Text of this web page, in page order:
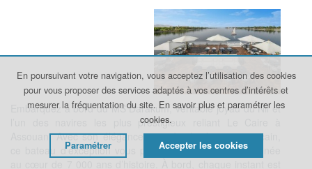
Embarquez à bord du MS Darakum, véritable joyau du Nil et
l’un des navires les plus prestigieux reliant Le Caire à
Assouan. Avec son élégance inspirée du design marocain,
ce bateau d’exception vous promet une immersion raffinée
En poursuivant votre navigation, vous acceptez l’utilisation des cookies
pour vous proposer des services adaptés à vos centres d’intérêts et
mesurer la fréquentation du site. En savoir plus et paramétrer les
cookies.
Paramétrer Accepter les cookies